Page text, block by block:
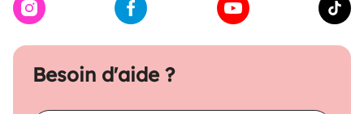
Besoin d'aide ?